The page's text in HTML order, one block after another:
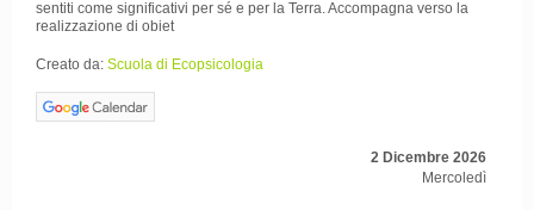
sentiti come significativi per sé e per la Terra. Accompagna verso la
realizzazione di obiet
Creato da: Scuola di Ecopsicologia
2 Dicembre 2026
Mercoledì